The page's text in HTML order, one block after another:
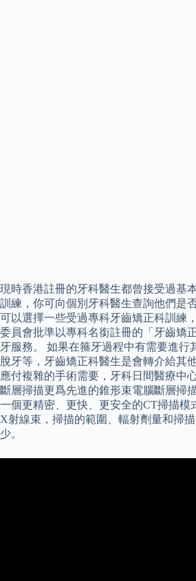
現時香港註冊的牙科醫生都曾接受過基
訓練，你可向個別牙科醫生查詢他們是
可以選擇一些受過專科牙齒矯正科訓練
委員會批準以專科名銜註冊的「牙齒矯
牙服務。 如果在箍牙過程中有需要進行
脫牙等，牙齒矯正科醫生是會轉介給其
應付複雜的手術需要，牙科日間醫療中
斷層掃描更爲先進的錐形束電腦斷層掃
一個更精密、更快、更安全的CT掃描模
X射線束，掃描的範圍、輻射劑量和掃
少。